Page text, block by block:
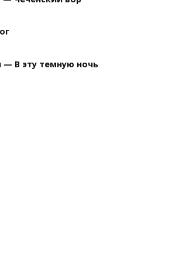
— В эту темную ночь